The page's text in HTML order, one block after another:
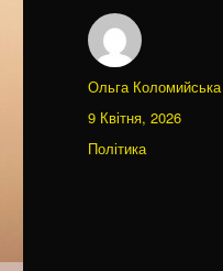
Автор
Ольга Коломийська
Оприлюднено
9 Квітня, 2026
Категорії
Політика